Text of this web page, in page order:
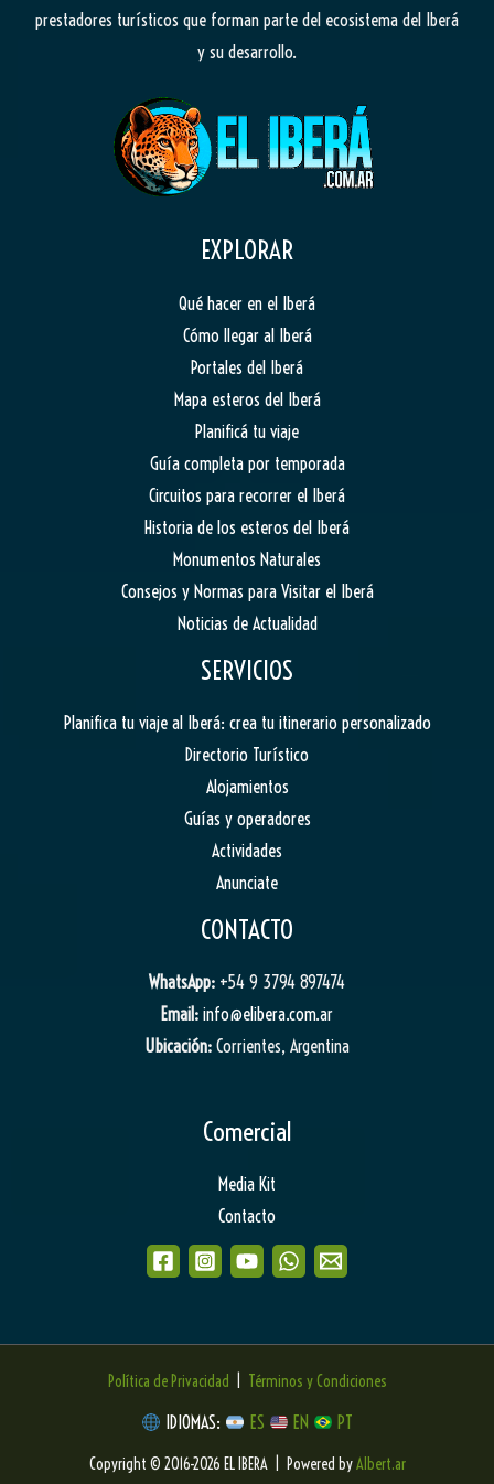
prestadores turísticos que forman parte del ecosistema del Iberá
y su desarrollo.
EXPLORAR
Qué hacer en el Iberá
Cómo llegar al Iberá
Portales del Iberá
Mapa esteros del Iberá
Planificá tu viaje
Guía completa por temporada
Circuitos para recorrer el Iberá
Historia de los esteros del Iberá
Monumentos Naturales
Consejos y Normas para Visitar el Iberá
Noticias de Actualidad
SERVICIOS
Planifica tu viaje al Iberá: crea tu itinerario personalizado
Directorio Turístico
Alojamientos
Guías y operadores
Actividades
Anunciate
CONTACTO
WhatsApp: +54 9 3794 897474
Email: info@elibera.com.ar
Ubicación: Corrientes, Argentina
Comercial
Media Kit
Contacto
Política de Privacidad Términos y Condiciones
IDIOMAS: ES EN PT
Copyright © 2016-2026 EL IBERA | Powered byAlbert.ar